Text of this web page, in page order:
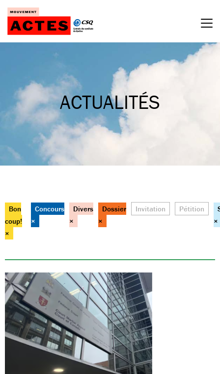
Passer
contenu
ACTUALITÉS
Bon
coup!
×
Concours
×
Divers
×
Dossier
×
Invitation Pétition
×